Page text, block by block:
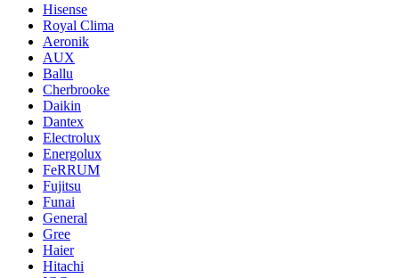
Hisense
Royal Clima
Aeronik
AUX
Ballu
Cherbrooke
Daikin
Dantex
Electrolux
Energolux
FeRRUM
Fujitsu
Funai
General
Gree
Haier
Hitachi